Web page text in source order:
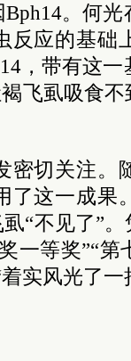
Bph14。何
反应的基础
，带有这
飞虱吸食
密切关注。
了这一成果
“不见了”
一等奖”“
实风光了一